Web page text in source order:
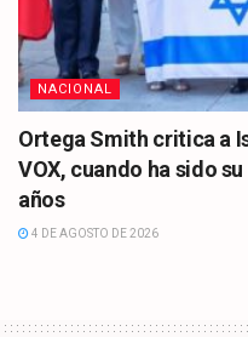
NACIONAL
Ortega Smith critica a
VOX, cuando ha sido
años
4 DE AGOSTO DE 2026